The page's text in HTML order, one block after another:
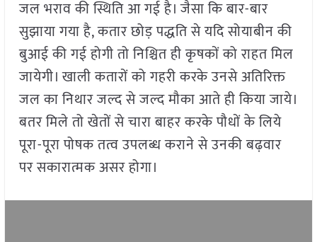
जल भराव की स्थिति आ गई है। जैसा कि बार-बार
सुझाया गया है, कतार छोड़ पद्धति से यदि सोयाबीन की
बुआई की गई होगी तो निश्चित ही कृषकों को राहत मिल
जायेगी। खाली कतारों को गहरी करके उनसे अतिरिक्त
जल का निथार जल्द से जल्द मौका आते ही किया जाये।
बतर मिले तो खेतों से चारा बाहर करके पौधों के लिये
पूरा-पूरा पोषक तत्व उपलब्ध कराने से उनकी बढ़वार
पर सकारात्मक असर होगा।